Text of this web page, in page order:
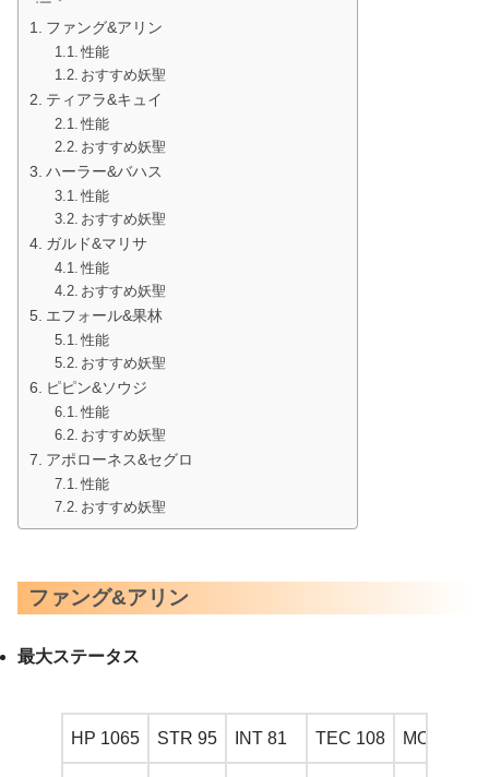
ファング&アリン
性能
おすすめ妖聖
ティアラ&キュイ
性能
おすすめ妖聖
ハーラー&バハス
性能
おすすめ妖聖
ガルド&マリサ
性能
おすすめ妖聖
エフォール&果林
性能
おすすめ妖聖
ピピン&ソウジ
性能
おすすめ妖聖
アポローネス&セグロ
性能
おすすめ妖聖
ファング&アリン
最大ステータス
HP 1065 STR 95 INT 81 TEC 108 MOVE 3